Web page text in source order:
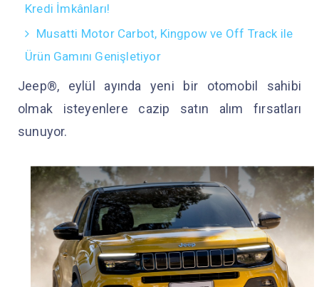
Kredi İmkânları!
Musatti Motor Carbot, Kingpow ve Off Track ile
Ürün Gamını Genişletiyor
Jeep®, eylül ayında yeni bir otomobil sahibi
olmak isteyenlere cazip satın alım fırsatları
sunuyor.